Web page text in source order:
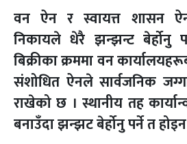
वन ऐन र स्वायत्त शासन
निकायले धेरै झन्झन्ट बेर्होनु
बिक्रीका क्रममा वन
संशोधित ऐनले सार्वजनिक
राखेको छ । स्थानीय तह
बनाउँदा झन्झट बेर्होनु पर्ने त